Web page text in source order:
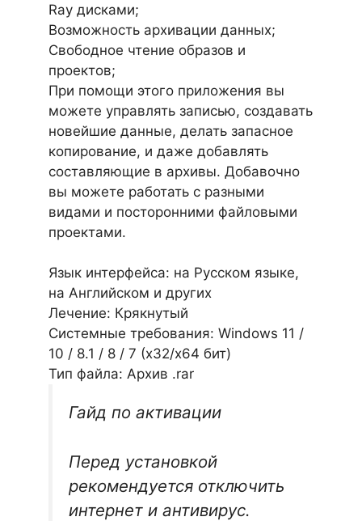
Ray дисками;
Возможность архивации данных;
Свободное чтение образов и
проектов;
При помощи этого приложения вы
можете управлять записью, создавать
новейшие данные, делать запасное
копирование, и даже добавлять
составляющие в архивы. Добавочно
вы можете работать с разными
видами и посторонними файловыми
проектами.
Язык интерфейса: на Русском языке,
на Английском и других
Лечение: Крякнутый
Системные требования: Windows 11 /
10 / 8.1 / 8 / 7 (х32/x64 бит)
Тип файла: Архив .rar
Гайд по активации
Перед установкой
рекомендуется отключить
интернет и антивирус.